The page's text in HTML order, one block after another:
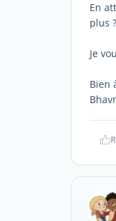
En
plus
Je
Bien